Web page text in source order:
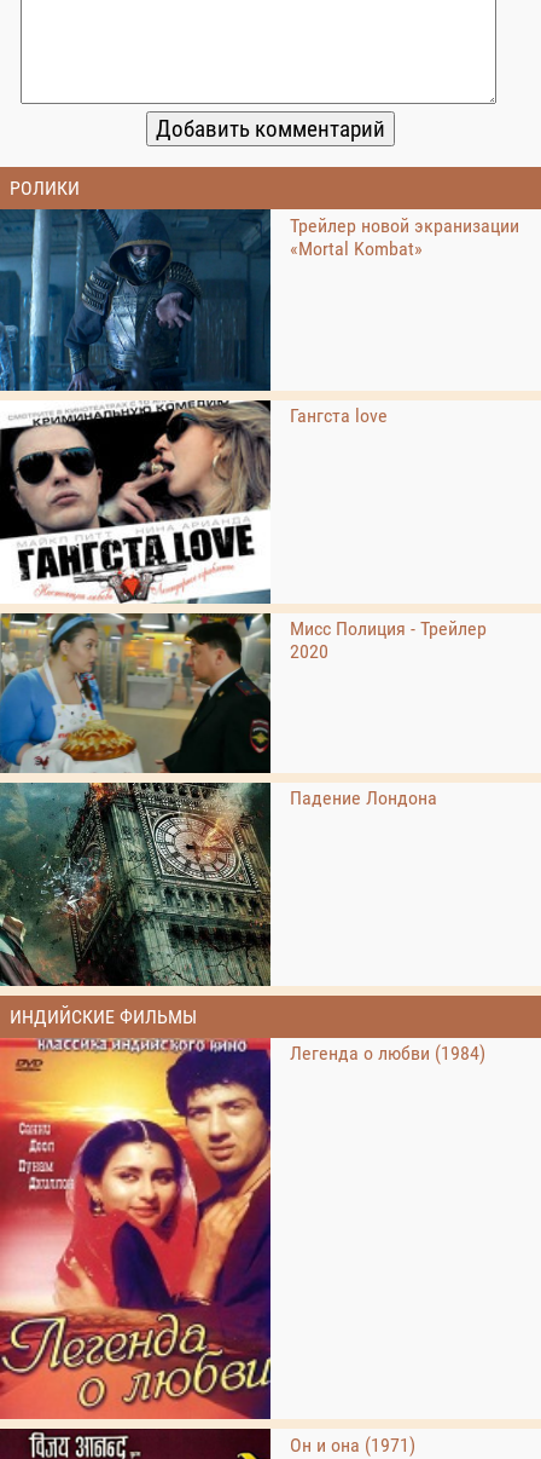
РОЛИКИ
Трейлер новой экранизации
«Mortal Kombat»
Гангста love
Мисс Полиция - Трейлер
2020
Падение Лондона
ИНДИЙСКИЕ ФИЛЬМЫ
Легенда о любви (1984)
Он и она (1971)